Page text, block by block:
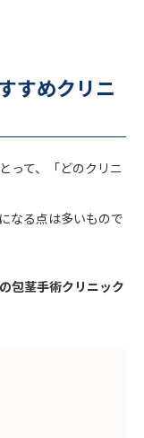
すめクリニ
って、「どのクリニ
なる点は多いもので
包茎手術クリニック